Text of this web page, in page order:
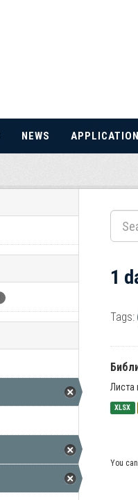
NEWS
1
Tags:
Листа
XLSX
You